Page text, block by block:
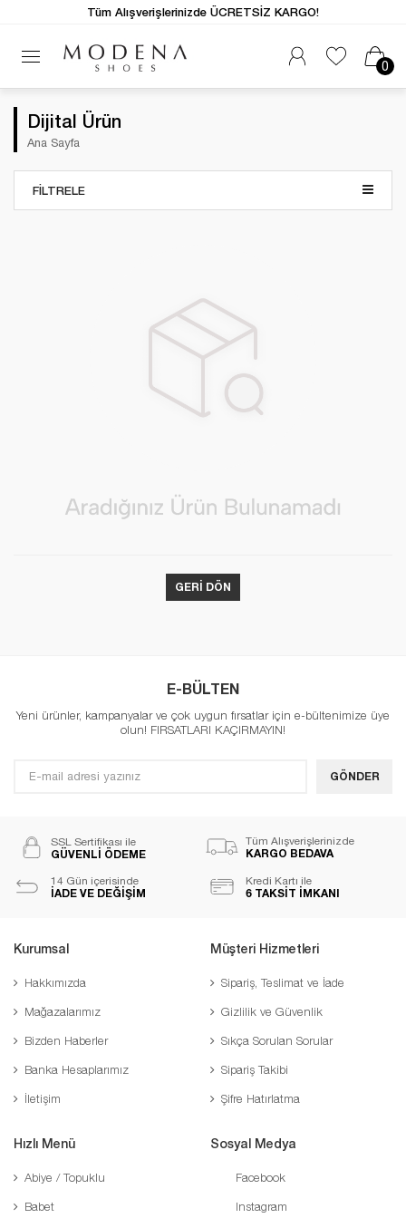
0
Tüm Alışverişlerinizde ÜCRETSİZ KARGO!
Dijital Ürün
Ana Sayfa
FILTRELE
GERI DÖN
E-BÜLTEN
Yeni ürünler, kampanyalar ve çok uygun fırsatlar için e-bültenimize üye
olun! FIRSATLARI KAÇIRMAYIN!
GÖNDER
SSL Sertifikası ile
GÜVENLİ ÖDEME
Tüm Alışverişlerinizde
KARGO BEDAVA
14 Gün içerisinde
İADE VE DEĞİŞİM
Kredi Kartı ile
6 TAKSİT İMKANI
Kurumsal
Hakkımızda
Mağazalarımız
Bizden Haberler
Banka Hesaplarımız
İletişim
Müşteri Hizmetleri
Sipariş, Teslimat ve İade
Gizlilik ve Güvenlik
Sıkça Sorulan Sorular
Sipariş Takibi
Şifre Hatırlatma
Hızlı Menü
Abiye / Topuklu
Babet
Sosyal Medya
Facebook
Instagram